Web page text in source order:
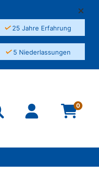
✓25 Jahre Erfahrung
✓5 Niederlassungen
0